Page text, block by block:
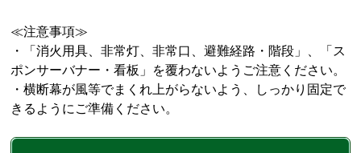
≪注意事項≫
・「消火用具、非常灯、非常口、避難経路・階段」、「ス
ポンサーバナー・看板」を覆わないようご注意ください。
・横断幕が風等でまくれ上がらないよう、しっかり固定で
きるようにご準備ください。